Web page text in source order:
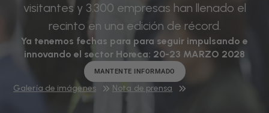
visitantes y 3.300 empresas han llenado el
recinto en una edición de récord.
Ya tenemos fechas para para seguir impulsando e
innovando el sector Horeca: 20-23 MARZO 2028
MANTENTE INFORMADO
Galería de imágenes Nota de prensa